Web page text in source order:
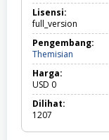
Lisensi:
full_version
Pengembang:
Themisian
Harga:
USD 0
Dilihat:
1207